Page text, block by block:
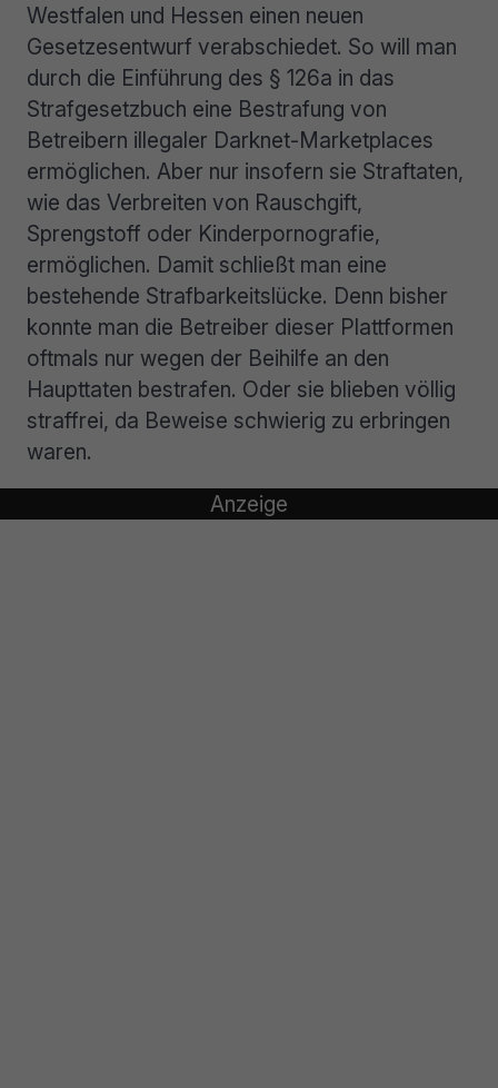
Westfalen und Hessen einen neuen
Gesetzesentwurf verabschiedet. So will man
durch die Einführung des § 126a in das
Strafgesetzbuch eine Bestrafung von
Betreibern illegaler Darknet-Marketplaces
ermöglichen. Aber nur insofern sie Straftaten,
wie das Verbreiten von Rauschgift,
Sprengstoff oder Kinderpornografie,
ermöglichen. Damit schließt man eine
bestehende Strafbarkeitslücke. Denn bisher
konnte man die Betreiber dieser Plattformen
oftmals nur wegen der Beihilfe an den
Haupttaten bestrafen. Oder sie blieben völlig
straffrei, da Beweise schwierig zu erbringen
waren.